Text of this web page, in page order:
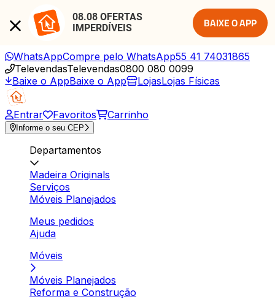
08.08 OFERTAS
IMPERDÍVEIS
BAIXE O APP
WhatsAppCompre pelo WhatsApp55 41 74031865
TelevendasTelevendas0800 080 0099
Baixe o AppBaixe o App LojasLojas Físicas
Entrar Favoritos Carrinho
Informe o seu CEP
Departamentos
Madeira Originals
Serviços
Móveis Planejados
Meus pedidos
Ajuda
Móveis
Móveis Planejados
Reforma e Construção